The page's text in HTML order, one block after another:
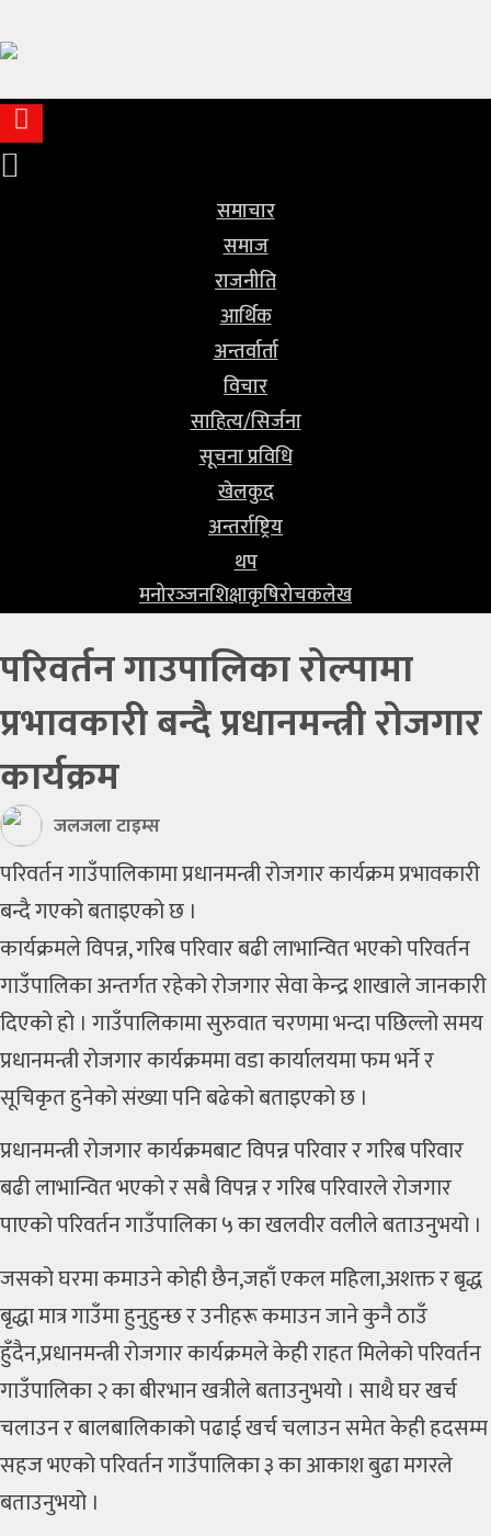
समाचार
समाज
राजनीति
आर्थिक
अन्तर्वार्ता
विचार
साहित्य/सिर्जना
सूचना प्रविधि
खेलकुद
अन्तर्राष्ट्रिय
थप
मनोरञ्‍जनशिक्षाकृषिरोचकलेख
समाज
अन्तर्राष्ट्रिय
थप
मनोरञ्‍जन
शिक्षा
कृषि
रोचक
लेख
परिवर्तन गाउपालिका रोल्पामा
प्रभावकारी बन्दै प्रधानमन्त्री रोजगार
कार्यक्रम
जलजला टाइम्स
परिवर्तन गाउँपालिकामा प्रधानमन्त्री रोजगार कार्यक्रम प्रभावकारी
बन्दै गएको बताइएको छ ।
कार्यक्रमले विपन्न, गरिब परिवार बढी लाभान्वित भएको परिवर्तन
गाउँपालिका अन्तर्गत रहेको रोजगार सेवा केन्द्र शाखाले जानकारी
दिएको हो । गाउँपालिकामा सुरुवात चरणमा भन्दा पछिल्लो समय
प्रधानमन्त्री रोजगार कार्यक्रममा वडा कार्यालयमा फम भर्ने र
सूचिकृत हुनेको संख्या पनि बढेको बताइएको छ ।
प्रधानमन्त्री रोजगार कार्यक्रमबाट विपन्न परिवार र गरिब परिवार
बढी लाभान्वित भएको र सबै विपन्न र गरिब परिवारले रोजगार
पाएको परिवर्तन गाउँपालिका ५ का खलवीर वलीले बताउनुभयो ।
जसको घरमा कमाउने कोही छैन,जहाँ एकल महिला,अशक्त र बृद्ध
बृद्धा मात्र गाउँमा हुनुहुन्छ र उनीहरू कमाउन जाने कुनै ठाउँ
हुँदैन,प्रधानमन्त्री रोजगार कार्यक्रमले केही राहत मिलेको परिवर्तन
गाउँपालिका २ का बीरभान खत्रीले बताउनुभयो । साथै घर खर्च
चलाउन र बालबालिकाको पढाई खर्च चलाउन समेत केही हदसम्म
सहज भएको परिवर्तन गाउँपालिका ३ का आकाश बुढा मगरले
बताउनुभयो ।